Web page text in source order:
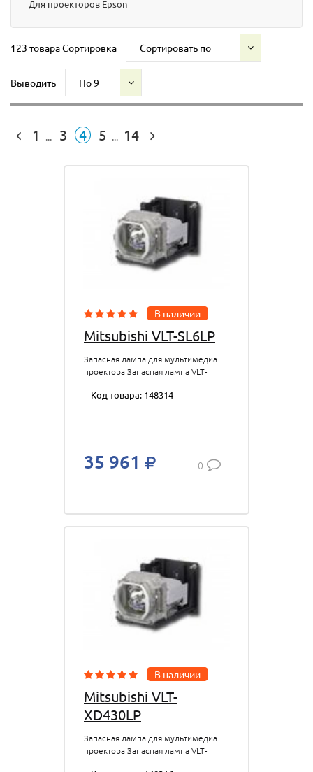
Для проекторов Epson
123 товараСортировка Сортировать по
Выводить По 9
1 ... 3 4 5 ... 14
В наличии
Mitsubishi VLT-SL6LP
Запасная лампа для мультимедиа
проектора Запасная лампа VLT-
SL6U/XL9U, 200 Вт
Код товара: 148314
35 961 0
В наличии
Mitsubishi VLT-
XD430LP
Запасная лампа для мультимедиа
проектора Запасная лампа VLT-